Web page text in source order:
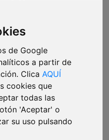
de Google
a partir de
Clica AQUÍ
cookies que
todas las
'Aceptar' o
su uso pulsando
así
newsletter?La lees aquí
solo llega a los
Apúntate y no te